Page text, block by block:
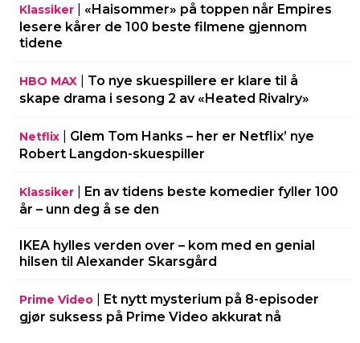
Klassiker
«Haisommer» på toppen når Empires
lesere kårer de 100 beste filmene gjennom
tidene
HBO MAX
To nye skuespillere er klare til å
skape drama i sesong 2 av «Heated Rivalry»
Netflix
Glem Tom Hanks – her er Netflix’ nye
Robert Langdon-skuespiller
Klassiker
En av tidens beste komedier fyller 100
år – unn deg å se den
IKEA hylles verden over – kom med en genial
hilsen til Alexander Skarsgård
Prime Video
Et nytt mysterium på 8-episoder
gjør suksess på Prime Video akkurat nå